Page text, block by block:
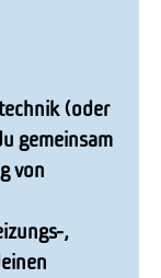
(oder
gemeinsam
von
,